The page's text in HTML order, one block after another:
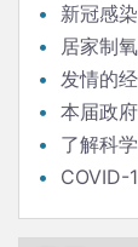
新冠感
居家制
发情的
本届政
了解科
COVID-